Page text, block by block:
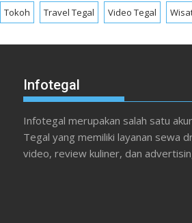
Tokoh Travel Tegal Video Tegal
Infotegal
Infotegal merupakan salah satu
Tegal yang memiliki layanan sewa
video, review kuliner, dan